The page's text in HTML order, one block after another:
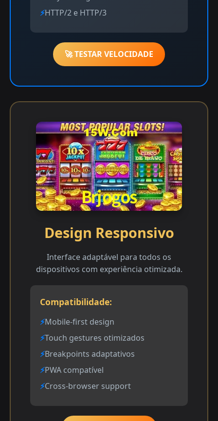
HTTP/2 e HTTP/3
🚀 TESTAR VELOCIDADE
Design Responsivo
Interface adaptável para todos os
dispositivos com experiência otimizada.
Compatibilidade:
Mobile-first design
Touch gestures otimizados
Breakpoints adaptativos
PWA compatível
Cross-browser support